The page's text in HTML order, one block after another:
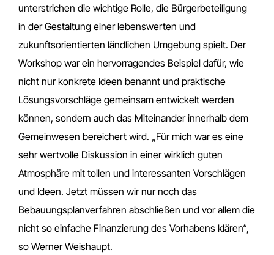
unterstrichen die wichtige Rolle, die Bürgerbeteiligung
in der Gestaltung einer lebenswerten und
zukunftsorientierten ländlichen Umgebung spielt. Der
Workshop war ein hervorragendes Beispiel dafür, wie
nicht nur konkrete Ideen benannt und praktische
Lösungsvorschläge gemeinsam entwickelt werden
können, sondern auch das Miteinander innerhalb dem
Gemeinwesen bereichert wird. „Für mich war es eine
sehr wertvolle Diskussion in einer wirklich guten
Atmosphäre mit tollen und interessanten Vorschlägen
und Ideen. Jetzt müssen wir nur noch das
Bebauungsplanverfahren abschließen und vor allem die
nicht so einfache Finanzierung des Vorhabens klären“,
so Werner Weishaupt.